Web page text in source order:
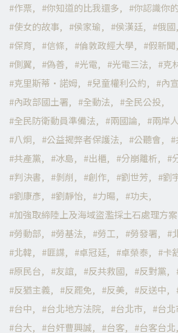
作票
你知道的比我還多
你認識你
使女的故事
侯家瑜 侯漢廷 俄國
保育
信條 倫敦政經大學 假新聞
側翼
偽善 光電 光電三法
克
克里斯蒂·諾姆
兒童權利公約 內宣
內政部國土署
全動法
全民公投
全民防衛動員準備法
兩國論
兩岸
八炯
公益揭弊者保護法 公聽會
共產黨
冰島 出櫃 分崩離析
判決書
剝削 創作 劉世芳 劉
劉康彥
劉靜怡 力暘
功夫
加強取締陸上及海域盜濫採土石處理方案
勞動部
勞基法 勞工 勞發署
北韓
匪諜 卓冠廷 卓榮泰 卡
原民台
友誼 反共救國 反對黨
反猶主義
反罷免 反美 反送中
台中
台北地方法院 台北市 台北
台大
台奸曹興誠 台客 台客台北